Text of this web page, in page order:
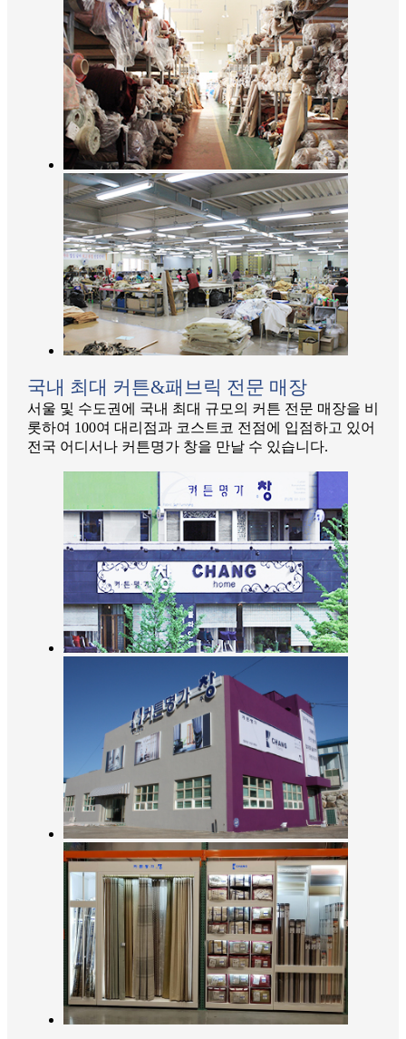
국내 최대 커튼&패브릭 전문 매장
서울 및 수도권에 국내 최대 규모의 커튼 전문 매장을 비
롯하여 100여 대리점과 코스트코 전점에 입점하고 있어
전국 어디서나 커튼명가 창을 만날 수 있습니다.